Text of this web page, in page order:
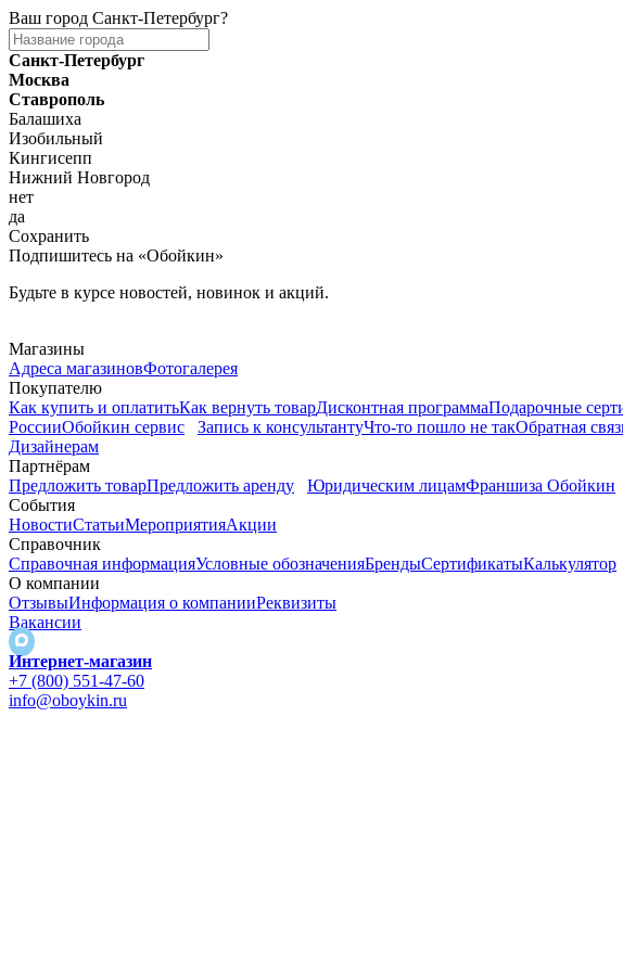
Ваш город Санкт-Петербург?
Санкт-Петербург
Москва
Ставрополь
Балашиха
Изобильный
Кингисепп
Нижний Новгород
нет
да
Сохранить
Подпишитесь на «Обойкин»
Будьте в курсе новостей, новинок и акций.
Магазины
Адреса магазиновФотогалерея
Покупателю
Как купить и оплатитьКак вернуть товарДисконтная программаПодарочные
РоссииОбойкин сервис Запись к консультантуЧто-то пошло не такОбратная
Дизайнерам
Партнёрам
Предложить товарПредложить аренду Юридическим лицамФраншиза Обойкин
События
НовостиСтатьиМероприятияАкции
Справочник
Справочная информацияУсловные обозначенияБрендыСертификатыКалькулятор
О компании
ОтзывыИнформация о компанииРеквизиты
Вакансии
Интернет-магазин
+7 (800) 551-47-60
info@oboykin.ru